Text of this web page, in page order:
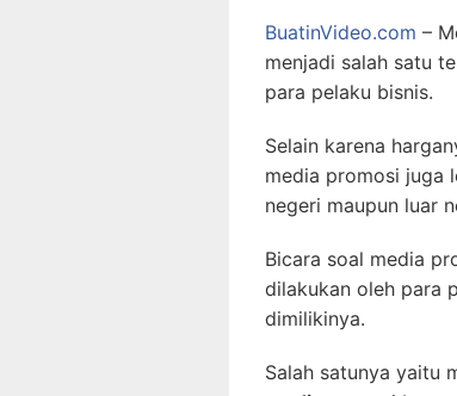
BuatinVideo.com –
menjadi salah satu
para pelaku bisnis.
Selain karena
media promosi juga
negeri maupun luar
Bicara soal media
dilakukan oleh para
dimilikinya.
Salah satunya yaitu